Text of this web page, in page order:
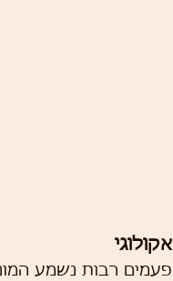
אקולוגי
פעמים רבות נשמע